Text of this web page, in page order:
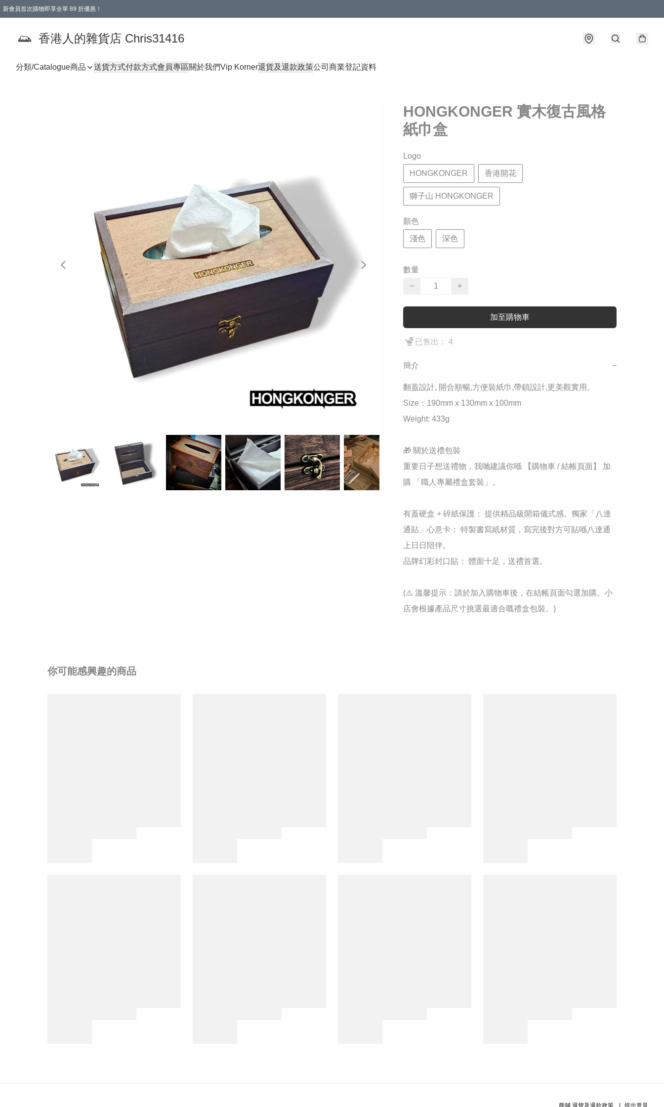
新會員首次購物即享全單 89 折優惠！
香港人的雜貨店 Chris31416
分類/Catalogue商品 送貨方式付款方式會員專區關於我們Vip Korner退貨及退款政策公司商業登記資料
HONGKONGER 實木復古風格
紙巾盒
Logo
HONGKONGER 香港開花
獅子山 HONGKONGER
顏色
淺色 深色
數量
−
+
加至購物車
已售出： 4
簡介 −
翻蓋設計, 開合順暢,方便裝紙巾,帶鎖設計,更美觀實用。
Size：190mm x 130mm x 100mm
Weight: 433g
🎁 關於送禮包裝
重要日子想送禮物，我哋建議你喺 【購物車 / 結帳頁面】 加
購 「職人專屬禮盒套裝」。
有蓋硬盒 + 碎紙保護： 提供精品級開箱儀式感。獨家「八達
通貼」心意卡： 特製書寫紙材質，寫完後對方可貼喺八達通
上日日陪伴。
品牌幻彩封口貼： 體面十足，送禮首選。
(⚠️ 溫馨提示：請於加入購物車後，在結帳頁面勾選加購。小
店會根據產品尺寸挑選最適合嘅禮盒包裝。)
你可能感興趣的商品
商舖 退貨及退款政策 提出意見